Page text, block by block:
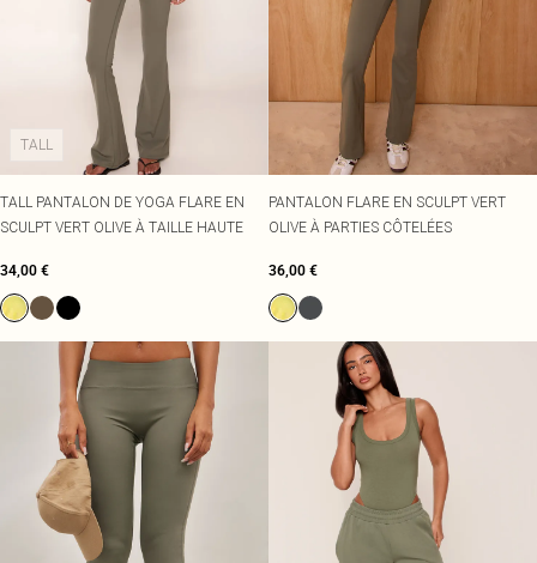
TALL
TALL PANTALON DE YOGA FLARE EN
SCULPT VERT OLIVE À TAILLE HAUTE
34,00 €
PANTALON FLARE EN SCULPT VERT
OLIVE À PARTIES CÔTELÉES
36,00 €